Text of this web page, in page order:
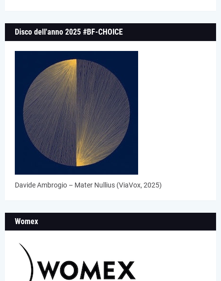
Disco dell'anno 2025 #BF-CHOICE
Davide Ambrogio – Mater Nullius (ViaVox, 2025)
Womex